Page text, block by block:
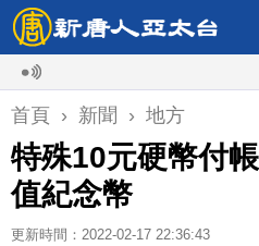
川
首頁 › 新聞 › 地方
特殊10元硬幣付
值紀念幣
更新時間：2022-02-17 22:36:43